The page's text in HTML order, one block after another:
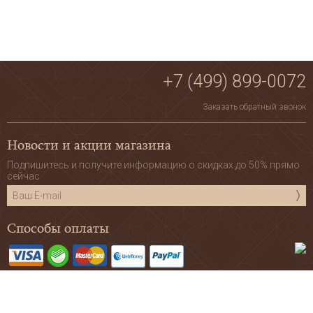
+7 (499) 899-0072
Заказать обратный звонок
Новости и акции магазина
Подпишитесь и получите информацию о скидках до 50% прямо
сейчас
Способы оплаты